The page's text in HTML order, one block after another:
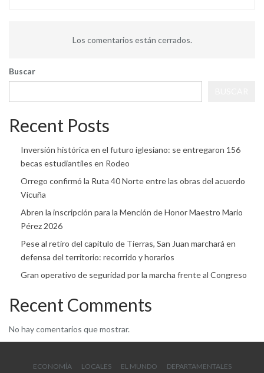
Los comentarios están cerrados.
Buscar
Recent Posts
Inversión histórica en el futuro iglesiano: se entregaron 156
becas estudiantiles en Rodeo
Orrego confirmó la Ruta 40 Norte entre las obras del acuerdo
Vicuña
Abren la inscripción para la Mención de Honor Maestro Mario
Pérez 2026
Pese al retiro del capítulo de Tierras, San Juan marchará en
defensa del territorio: recorrido y horarios
Gran operativo de seguridad por la marcha frente al Congreso
Recent Comments
No hay comentarios que mostrar.
ECONOMÍA LOCALES EL MUNDO DEPARTAMENTALES